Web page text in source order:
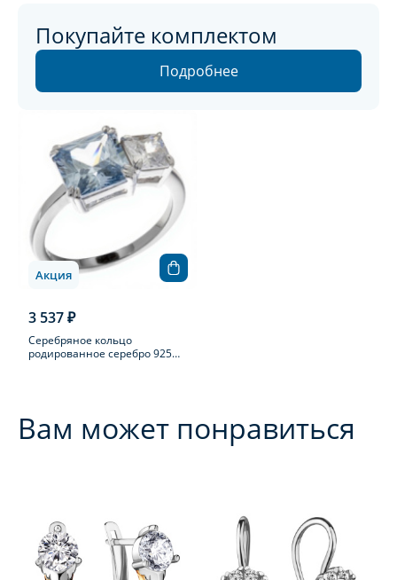
Покупайте комплектом
Подробнее
3 537 ₽
Серебряное кольцо
родированное серебро 925
Акция
Вам может понравиться